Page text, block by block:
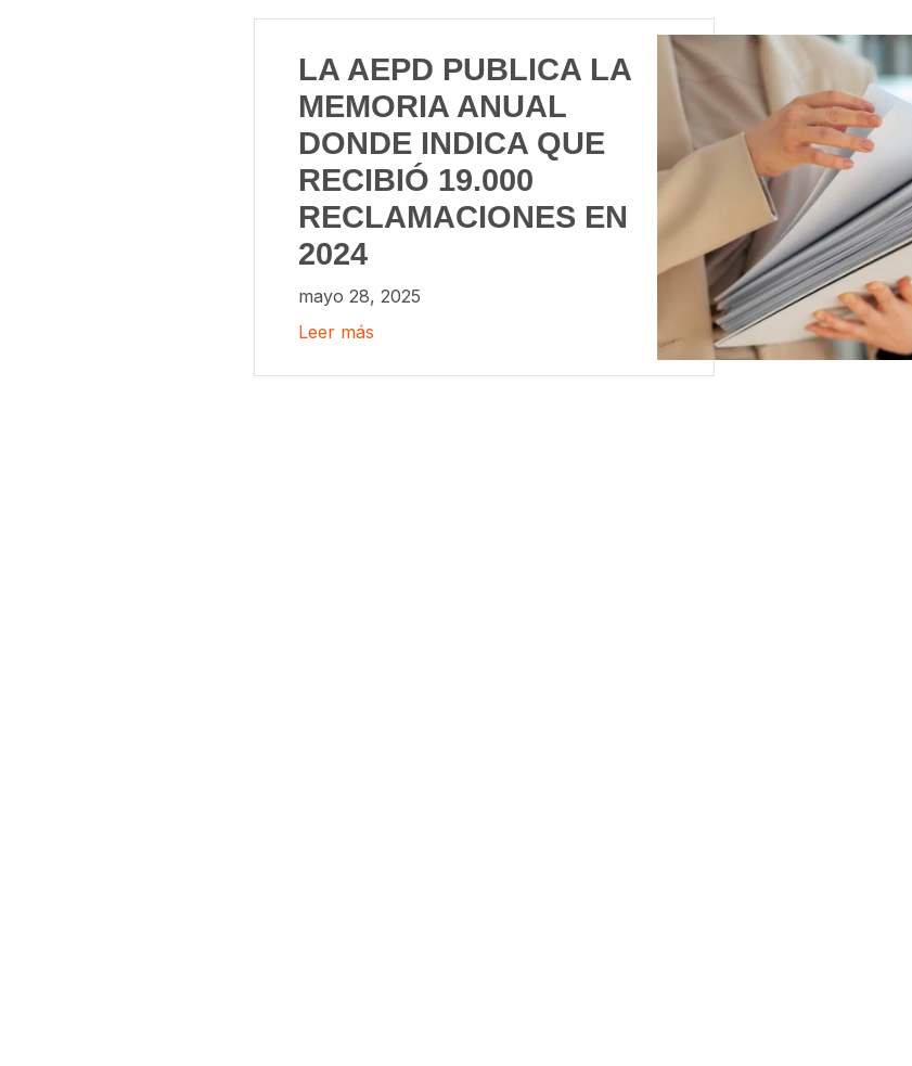
LA AEPD PUBLICA LA
MEMORIA ANUAL
DONDE INDICA QUE
RECIBIÓ 19.000
RECLAMACIONES EN
2024
mayo 28, 2025
Leer más